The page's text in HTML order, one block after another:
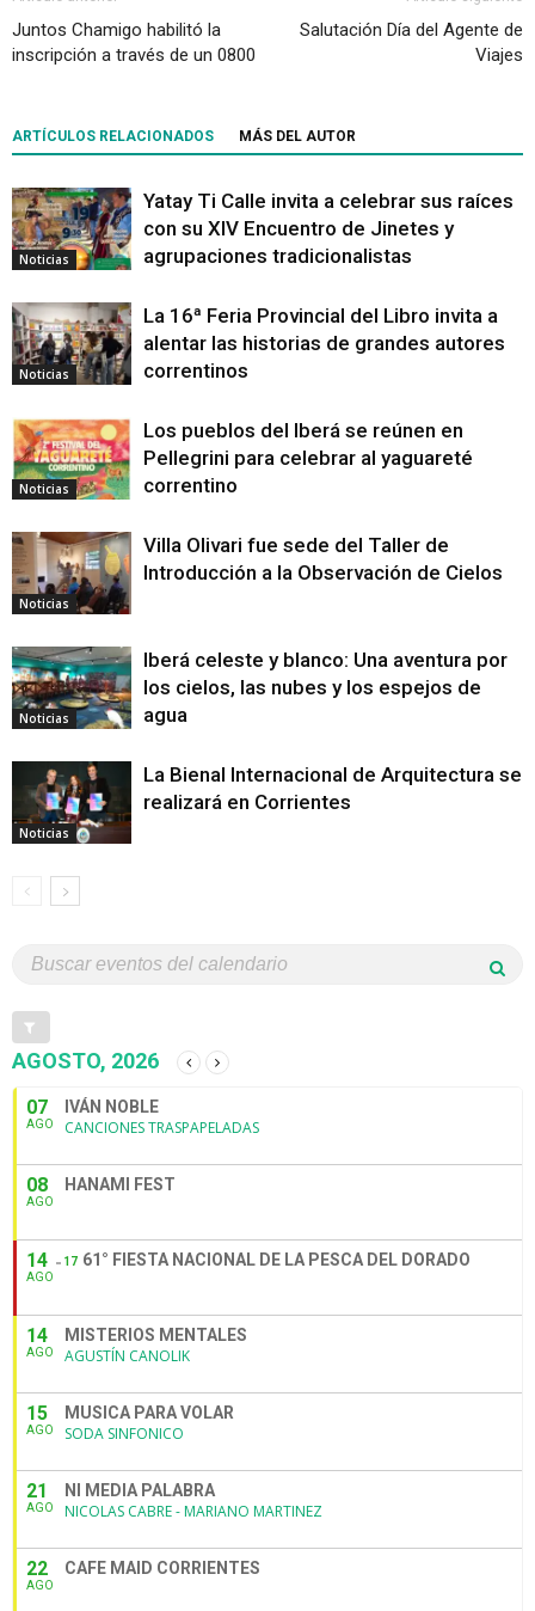
Juntos Chamigo habilitó la
inscripción a través de un 0800
Salutación Día del Agente de
Viajes
ARTÍCULOS RELACIONADOS MÁS DEL AUTOR
Noticias
Yatay Ti Calle invita a celebrar sus raíces
con su XIV Encuentro de Jinetes y
agrupaciones tradicionalistas
Noticias
La 16ª Feria Provincial del Libro invita a
alentar las historias de grandes autores
correntinos
Noticias
Los pueblos del Iberá se reúnen en
Pellegrini para celebrar al yaguareté
correntino
Noticias
Villa Olivari fue sede del Taller de
Introducción a la Observación de Cielos
Noticias
Iberá celeste y blanco: Una aventura por
los cielos, las nubes y los espejos de
agua
Noticias
La Bienal Internacional de Arquitectura se
realizará en Corrientes
AGOSTO, 2026
07
AGO
IVÁN NOBLE
CANCIONES TRASPAPELADAS
08
AGO
HANAMI FEST
14
AGO
17 61° FIESTA NACIONAL DE LA PESCA DEL DORADO
14
AGO
MISTERIOS MENTALES
AGUSTÍN CANOLIK
15
AGO
MUSICA PARA VOLAR
SODA SINFONICO
21
AGO
NI MEDIA PALABRA
NICOLAS CABRE - MARIANO MARTINEZ
22
AGO
CAFE MAID CORRIENTES